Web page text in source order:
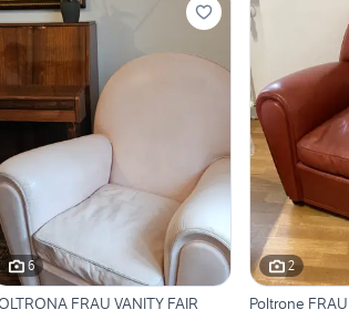
6
POLTRONA FRAU VANITY FAIR
2
Poltrone